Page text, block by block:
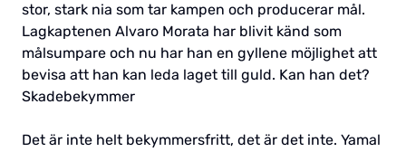
stor, stark nia som tar kampen och producerar mål.
Lagkaptenen Alvaro Morata har blivit känd som
målsumpare och nu har han en gyllene möjlighet att
bevisa att han kan leda laget till guld. Kan han det?
Skadebekymmer
Det är inte helt bekymmersfritt, det är det inte. Yamal